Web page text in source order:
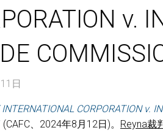
v.
日
INTERNATIONAL CORPORATION v.
(CAFC、2024年8月12日)。 Reyna裁